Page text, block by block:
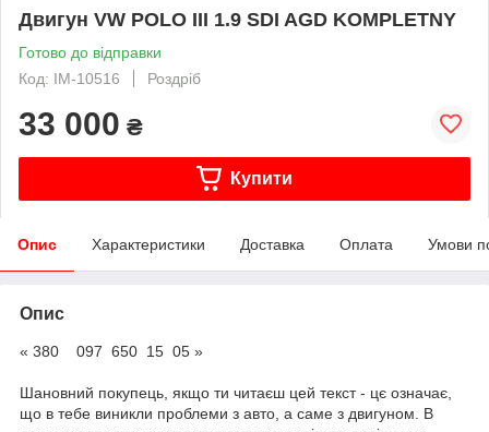
Двигун VW POLO III 1.9 SDI AGD KOMPLETNY
Готово до відправки
Код: IM-10516
Роздріб
33 000 ₴
Купити
Опис Характеристики Доставка Оплата Умови
Опис
« 380 097 650 15 05 »
Шановний покупець, якщо ти читаєш цей текст - цє означає,
що в тебе виникли проблеми з авто, а саме з двигуном. В